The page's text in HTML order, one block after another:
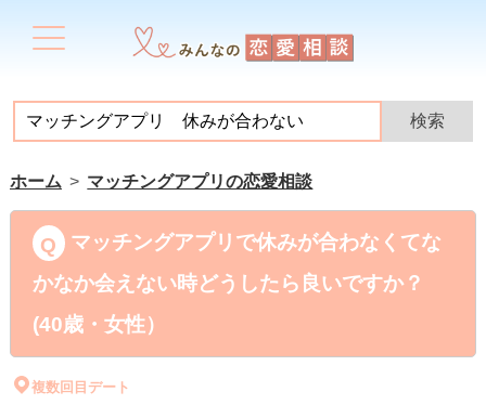
ホーム マッチングアプリの恋愛相談
マッチングアプリで休みが合わなくてな
かなか会えない時どうしたら良いですか？
(40歳・女性）
複数回目デート